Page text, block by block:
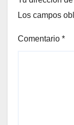
Los campos
Comentario *